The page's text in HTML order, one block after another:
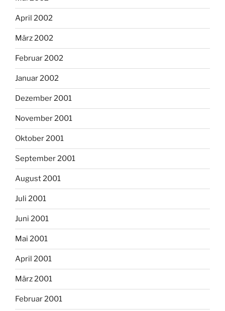
April 2002
März 2002
Februar 2002
Januar 2002
Dezember 2001
November 2001
Oktober 2001
September 2001
August 2001
Juli 2001
Juni 2001
Mai 2001
April 2001
März 2001
Februar 2001